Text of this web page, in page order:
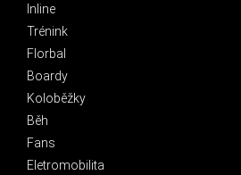
Inline
Trénink
Florbal
Boardy
Koloběžky
Běh
Fans
Eletromobilita